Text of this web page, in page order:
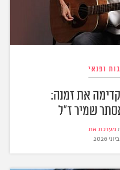
ופנאי
את זמנה:
שמיר ז"ל
מערכת את